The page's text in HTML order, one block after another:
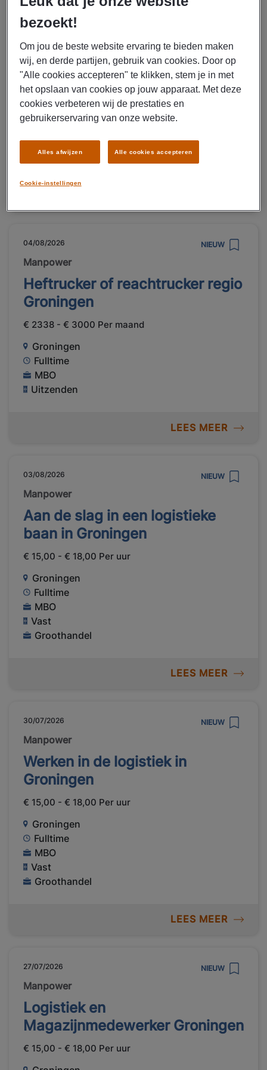
Manpower
Reachtruckchauffeur in
Hoogezand
€ 15,00 Per uur
HOOGEZAND
Fulltime
Uitzenden
Opslag en dienstverlening voor vervoer
04/08/2026 NIEUW
Manpower
Heftrucker of reachtrucker regio
Groningen
€ 2338 - € 3000 Per maand
Groningen
Fulltime
MBO
Uitzenden
LEES MEER
03/08/2026 NIEUW
Manpower
Aan de slag in een logistieke
baan in Groningen
€ 15,00 - € 18,00 Per uur
Groningen
Fulltime
MBO
Vast
Groothandel
LEES MEER
30/07/2026 NIEUW
Manpower
Werken in de logistiek in
Groningen
€ 15,00 - € 18,00 Per uur
Groningen
Fulltime
MBO
Vast
Groothandel
LEES MEER
27/07/2026 NIEUW
Manpower
Logistiek en
Magazijnmedewerker Groningen
€ 15,00 - € 18,00 Per uur
bezoekt!
Om jou de beste website ervaring te bieden maken
wij, en derde partijen, gebruik van cookies. Door op
"Alle cookies accepteren" te klikken, stem je in met
het opslaan van cookies op jouw apparaat. Met deze
cookies verbeteren wij de prestaties en
gebruikerservaring van onze website.
Cookie-instellingen
Alles afwijzen Alle cookies accepteren